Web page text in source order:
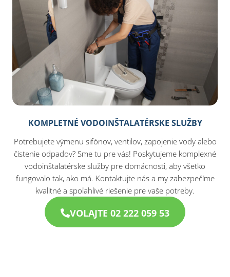
KOMPLETNÉ VODOINŠTALATÉRSKE SLUŽBY
Potrebujete výmenu sifónov, ventilov, zapojenie vody alebo
čistenie odpadov? Sme tu pre vás! Poskytujeme komplexné
vodoinštalatérske služby pre domácnosti, aby všetko
fungovalo tak, ako má. Kontaktujte nás a my zabezpečíme
kvalitné a spoľahlivé riešenie pre vaše potreby.
VOLAJTE 02 222 059 53